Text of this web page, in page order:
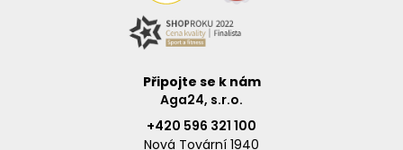
Připojte se k nám
Aga24, s.r.o.
+420 596 321 100
Nová Tovární 1940